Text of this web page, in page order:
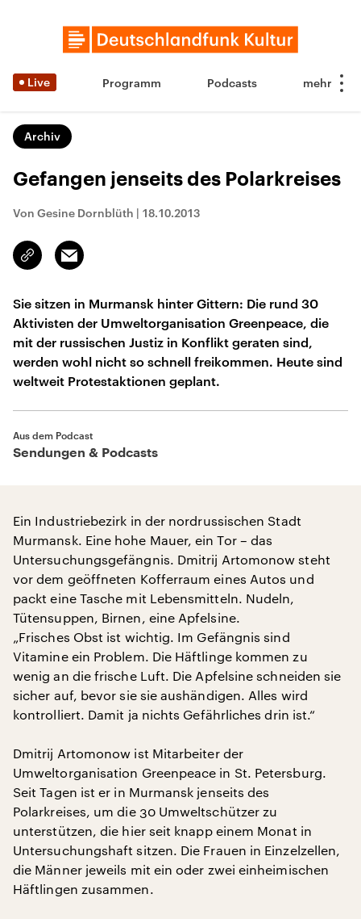
Live Programm Podcasts
Archiv
Gefangen jenseits des Polarkreises
Von Gesine Dornblüth | 18.10.2013
Link
kopieren/teilen
Email
Sie sitzen in Murmansk hinter Gittern: Die rund 30
Aktivisten der Umweltorganisation Greenpeace, die
mit der russischen Justiz in Konflikt geraten sind,
werden wohl nicht so schnell freikommen. Heute sind
weltweit Protestaktionen geplant.
Aus dem Podcast
Sendungen & Podcasts
Ein Industriebezirk in der nordrussischen Stadt
Murmansk. Eine hohe Mauer, ein Tor – das
Untersuchungsgefängnis. Dmitrij Artomonow steht
vor dem geöffneten Kofferraum eines Autos und
packt eine Tasche mit Lebensmitteln. Nudeln,
Tütensuppen, Birnen, eine Apfelsine.
„Frisches Obst ist wichtig. Im Gefängnis sind
Vitamine ein Problem. Die Häftlinge kommen zu
wenig an die frische Luft. Die Apfelsine schneiden sie
sicher auf, bevor sie sie aushändigen. Alles wird
kontrolliert. Damit ja nichts Gefährliches drin ist.“
Dmitrij Artomonow ist Mitarbeiter der
Umweltorganisation Greenpeace in St. Petersburg.
Seit Tagen ist er in Murmansk jenseits des
Polarkreises, um die 30 Umweltschützer zu
unterstützen, die hier seit knapp einem Monat in
Untersuchungshaft sitzen. Die Frauen in Einzelzellen,
die Männer jeweils mit ein oder zwei einheimischen
Häftlingen zusammen.